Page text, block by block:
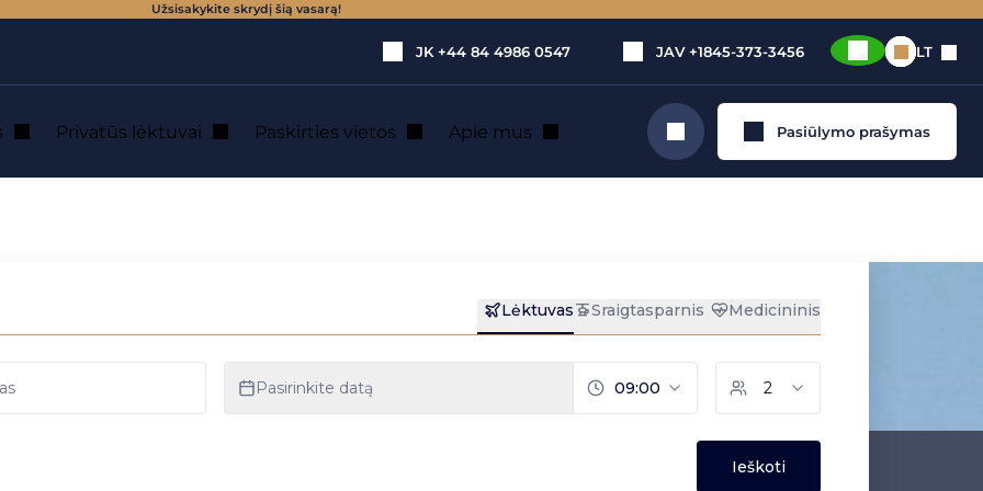
Užsisakykite skrydį šią vasarą!
JK +44 84 4986 0547 JAV +1845-373-3456 LT
Privatūs lėktuvai Paskirties vietos Apie mus Ieškoti Pasiūlymo prašymas